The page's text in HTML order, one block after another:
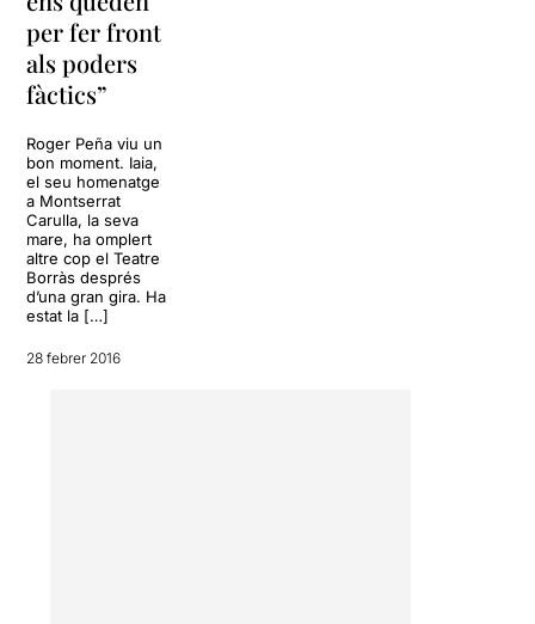
per fer front
als poders
fàctics”
Roger Peña viu un
bon moment. Iaia,
el seu homenatge
a Montserrat
Carulla, la seva
mare, ha omplert
altre cop el Teatre
Borràs després
d’una gran gira. Ha
estat la […]
28 febrer 2016